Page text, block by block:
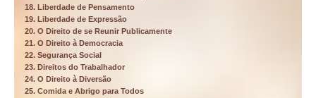
18. Liberdade de Pensamento
19. Liberdade de Expressão
20. O Direito de se Reunir Publicamente
21. O Direito à Democracia
22. Segurança Social
23. Direitos do Trabalhador
24. O Direito à Diversão
25. Comida e Abrigo para Todos